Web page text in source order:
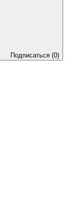
Подписаться (0)